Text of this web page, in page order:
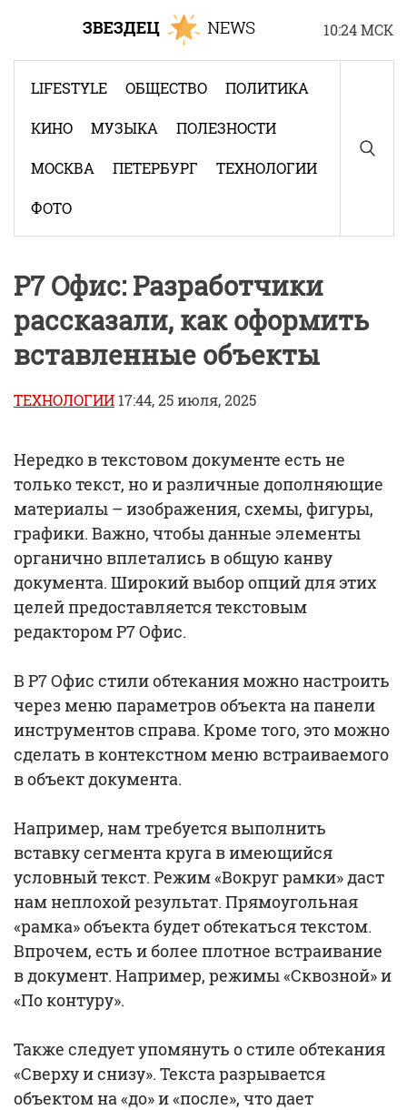
10:24 МСК
LIFESTYLE ОБЩЕСТВО ПОЛИТИКА
КИНО МУЗЫКА ПОЛЕЗНОСТИ
МОСКВА ПЕТЕРБУРГ ТЕХНОЛОГИИ
ФОТО
Р7 Офис: Разработчики
рассказали, как оформить
вставленные объекты
ТЕХНОЛОГИИ 17:44, 25 июля, 2025
Нередко в текстовом документе есть не
только текст, но и различные дополняющие
материалы – изображения, схемы, фигуры,
графики. Важно, чтобы данные элементы
органично вплетались в общую канву
документа. Широкий выбор опций для этих
целей предоставляется текстовым
редактором Р7 Офис.
В Р7 Офис стили обтекания можно настроить
через меню параметров объекта на панели
инструментов справа. Кроме того, это можно
сделать в контекстном меню встраиваемого
в объект документа.
Например, нам требуется выполнить
вставку сегмента круга в имеющийся
условный текст. Режим «Вокруг рамки» даст
нам неплохой результат. Прямоугольная
«рамка» объекта будет обтекаться текстом.
Впрочем, есть и более плотное встраивание
в документ. Например, режимы «Сквозной» и
«По контуру».
Также следует упомянуть о стиле обтекания
«Сверху и снизу». Текста разрывается
объектом на «до» и «после», что дает